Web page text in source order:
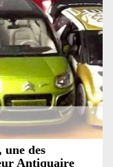
une des
Antiquaire